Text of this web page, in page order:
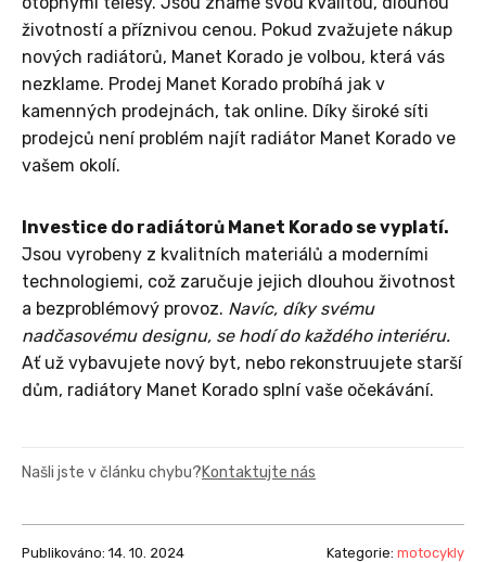
životností a příznivou cenou. Pokud zvažujete nákup
nových radiátorů, Manet Korado je volbou, která vás
nezklame. Prodej Manet Korado probíhá jak v
kamenných prodejnách, tak online. Díky široké síti
prodejců není problém najít radiátor Manet Korado ve
vašem okolí.
Investice do radiátorů Manet Korado se vyplatí.
Jsou vyrobeny z kvalitních materiálů a moderními
technologiemi, což zaručuje jejich dlouhou životnost
a bezproblémový provoz. Navíc, díky svému
nadčasovému designu, se hodí do každého interiéru.
Ať už vybavujete nový byt, nebo rekonstruujete starší
dům, radiátory Manet Korado splní vaše očekávání.
Našli jste v článku chybu?Kontaktujte nás
Publikováno: 14. 10. 2024 Kategorie: motocykly